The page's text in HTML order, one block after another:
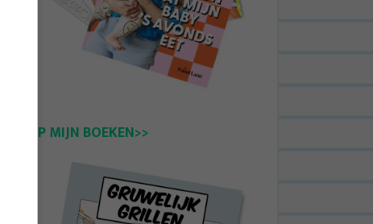
KOOP MIJN BOEKEN>>